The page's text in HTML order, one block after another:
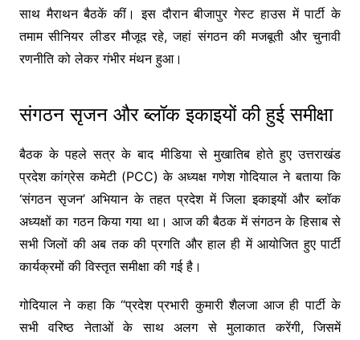
साथ मैराथन बैठकें कीं। इस दौरान बीजापुर गेस्ट हाउस में पार्टी के
तमाम सीनियर लीडर मौजूद रहे, जहां संगठन की मजबूती और चुनावी
रणनीति को लेकर गंभीर मंथन हुआ।
संगठन सृजन और ब्लॉक इकाइयों की हुई समीक्षा
बैठक के पहले सत्र के बाद मीडिया से मुखातिब होते हुए उत्तराखंड
प्रदेश कांग्रेस कमेटी (PCC) के अध्यक्ष गणेश गोदियाल ने बताया कि
‘संगठन सृजन’ अभियान के तहत प्रदेश में जिला इकाइयों और ब्लॉक
अध्यक्षों का गठन किया गया था। आज की बैठक में संगठन के हिसाब से
सभी जिलों की अब तक की प्रगति और हाल ही में आयोजित हुए पार्टी
कार्यक्रमों की विस्तृत समीक्षा की गई है।
गोदियाल ने कहा कि “प्रदेश प्रभारी कुमारी शैलजा आज ही पार्टी के
सभी वरिष्ठ नेताओं के साथ अलग से मुलाकात करेंगी, जिसमें